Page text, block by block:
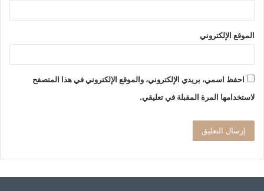
الموقع الإلكتروني
احفظ اسمي، بريدي الإلكتروني، والموقع الإلكتروني في هذا المتصفح
لاستخدامها المرة المقبلة في تعليقي.